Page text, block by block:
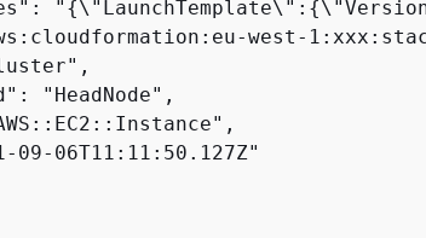
"
{\"LaunchTemplate\": {
west-
"HeadNode",
09-06T11:11:50.127Z"